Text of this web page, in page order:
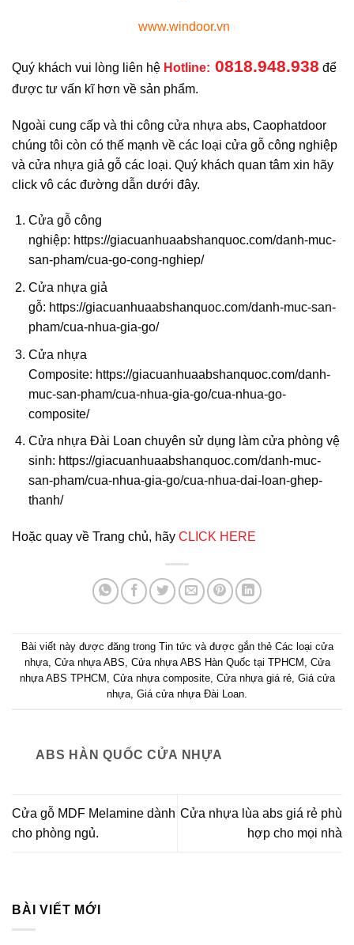
www.windoor.vn
Quý khách vui lòng liên hệ Hotline: 0818.948.938 để
được tư vấn kĩ hơn về sản phẩm.
Ngoài cung cấp và thi công cửa nhựa abs, Caophatdoor
chúng tôi còn có thế mạnh về các loại cửa gỗ công nghiệp
và cửa nhựa giả gỗ các loại. Quý khách quan tâm xin hãy
click vô các đường dẫn dưới đây.
Cửa gỗ công
nghiệp: https://giacuanhuaabshanquoc.com/danh-muc-
san-pham/cua-go-cong-nghiep/
Cửa nhựa giả
gỗ: https://giacuanhuaabshanquoc.com/danh-muc-san-
pham/cua-nhua-gia-go/
Cửa nhựa
Composite: https://giacuanhuaabshanquoc.com/danh-
muc-san-pham/cua-nhua-gia-go/cua-nhua-go-
composite/
Cửa nhựa Đài Loan chuyên sử dụng làm cửa phòng vệ
sinh: https://giacuanhuaabshanquoc.com/danh-muc-
san-pham/cua-nhua-gia-go/cua-nhua-dai-loan-ghep-
thanh/
Hoặc quay về Trang chủ, hãy CLICK HERE
Bài viết này được đăng trong Tin tức và được gắn thẻ Các loại cửa
nhựa, Cửa nhựa ABS, Cửa nhựa ABS Hàn Quốc tại TPHCM , Cửa
nhựa ABS TPHCM , Cửa nhựa composite, Cửa nhựa giá rẻ, Giá cửa
nhựa, Giá cửa nhựa Đài Loan.
ABS HÀN QUỐC CỬA NHỰA
Cửa gỗ MDF Melamine dành
cho phòng ngủ.
Cửa nhựa lùa abs giá rẻ phù
hợp cho mọi nhà
BÀI VIẾT MỚI